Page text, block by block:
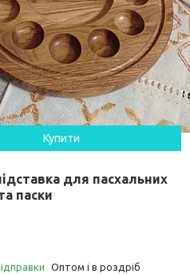
Купити
для пасхальних
паски
Оптом і в роздріб